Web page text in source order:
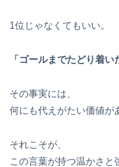
1位じゃなくてもいい。
「ゴールまでたどり着い
その事実には、
何にも代えがたい価値が
それこそが、
この言葉が持つ温かさと